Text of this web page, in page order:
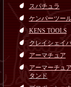
スパチュラ
ケンパーツー
KENS TOOLS
クレイシェイ
アーマチュア
アーマーチュ
タンド